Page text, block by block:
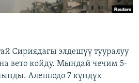
сайттары
Сириядагы элдешүү тууралуу
вето койду. Мындай чечим 5-
Алепподо 7 күндүк